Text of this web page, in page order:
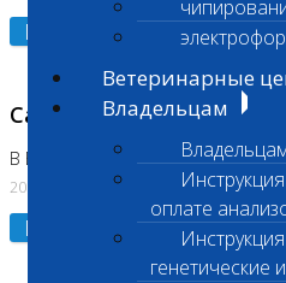
Ветеринарные
Владельцам
оплате
генетические
Подробнее
Санитарный день
В Бутово 21.07.2026
20.07.2026
Подробнее